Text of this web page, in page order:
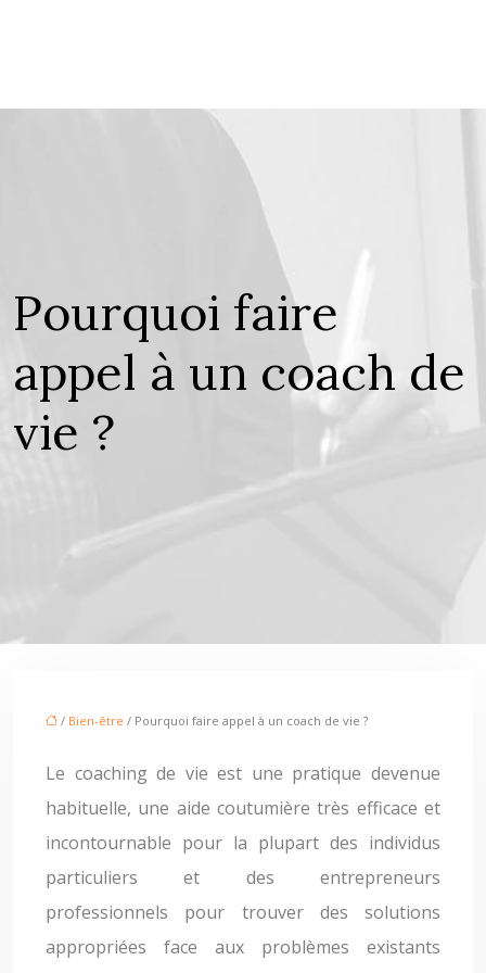
Pourquoi faire
appel à un coach de
vie ?
/ Bien-être / Pourquoi faire appel à un coach de vie ?
Le coaching de vie est une pratique devenue
habituelle, une aide coutumière très efficace et
incontournable pour la plupart des individus
particuliers et des entrepreneurs
professionnels pour trouver des solutions
appropriées face aux problèmes existants